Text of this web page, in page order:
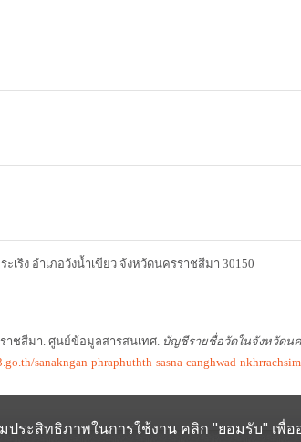
เริง อำเภอวังน้ำเขียว จังหวัดนครราชสีมา 30150
าชสีมา. ศูนย์ข้อมูลสารสนเทศ. บัญชีรายชื่อวัดในจังหวัดน
sanakngan-phraphuthth-sasna-canghwad-
ประสิทธิภาพในการใช้งาน คลิก "ยอมรับ" เพื่